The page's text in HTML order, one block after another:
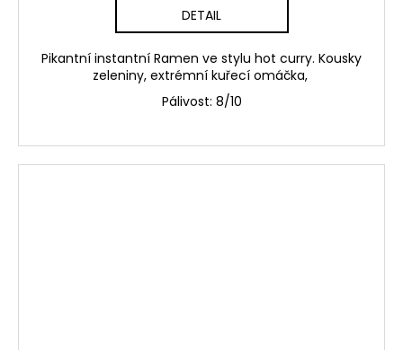
DETAIL
Pikantní instantní Ramen ve stylu hot curry. Kousky
zeleniny, extrémní kuřecí omáčka,
Pálivost: 8/10